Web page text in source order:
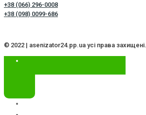
+38 (066) 296-0008
+38 (098) 0099-686
© 2022 | asenizator24.pp.ua усі права захищені.